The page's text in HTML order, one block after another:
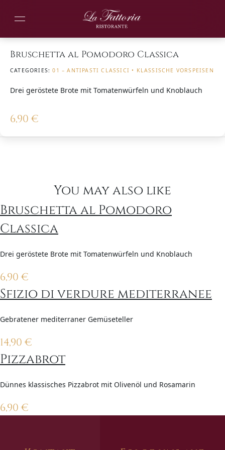
Bruschetta al Pomodoro Classica
CATEGORIES:01 – ANTIPASTI CLASSICI • KLASSISCHE VORSPEISEN
Drei geröstete Brote mit Tomatenwürfeln und Knoblauch
6,90 €
You may also like
Bruschetta al Pomodoro
Classica
Drei geröstete Brote mit Tomatenwürfeln und Knoblauch
6,90 €
Sfizio di verdure mediterranee
Gebratener mediterraner Gemüseteller
14,90 €
Pizzabrot
Dünnes klassisches Pizzabrot mit Olivenöl und Rosamarin
6,90 €